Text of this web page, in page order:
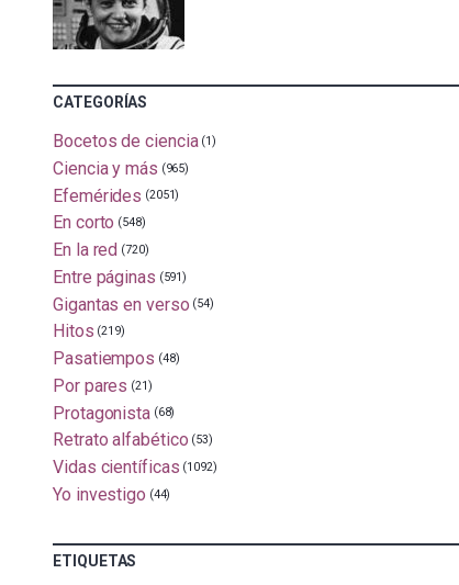
CATEGORÍAS
Bocetos de ciencia (1)
Ciencia y más (965)
Efemérides (2051)
En corto (548)
En la red (720)
Entre páginas (591)
Gigantas en verso (54)
Hitos (219)
Pasatiempos (48)
Por pares (21)
Protagonista (68)
Retrato alfabético (53)
Vidas científicas (1092)
Yo investigo (44)
ETIQUETAS